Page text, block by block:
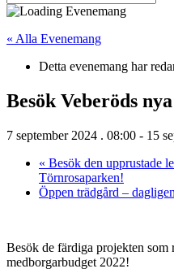
« Alla Evenemang
Detta evenemang har
Besök Veberöds
7 september 2024 . 08:00 - 15
« Besök den upprustade
Törnrosaparken!
Öppen trädgård –
Besök de färdiga projekten
medborgarbudget 2022!